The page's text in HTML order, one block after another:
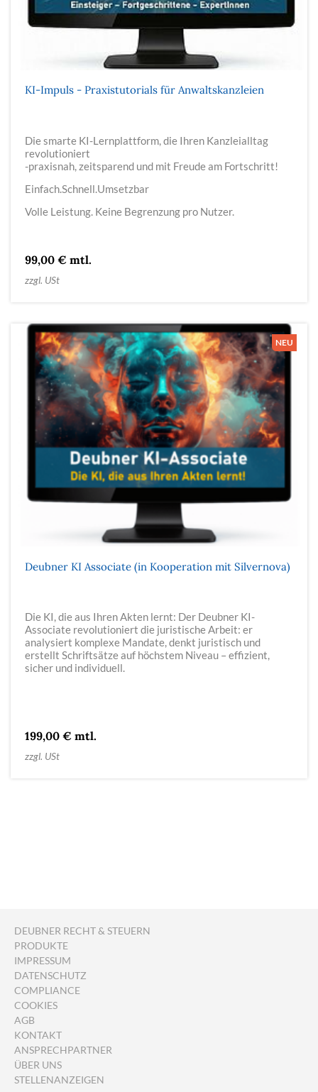
KI-Impuls - Praxistutorials für Anwaltskanzleien
Die smarte KI-Lernplattform, die Ihren Kanzleialltag
revolutioniert
-praxisnah, zeitsparend und mit Freude am Fortschritt!
Einfach.Schnell.Umsetzbar
Volle Leistung. Keine Begrenzung pro Nutzer.
99,00 € mtl.
zzgl. USt
Deubner KI Associate (in Kooperation mit Silvernova)
Die KI, die aus Ihren Akten lernt: Der Deubner KI-
Associate revolutioniert die juristische Arbeit: er
analysiert komplexe Mandate, denkt juristisch und
erstellt Schriftsätze auf höchstem Niveau – effizient,
sicher und individuell.
199,00 € mtl.
zzgl. USt
DEUBNER RECHT & STEUERN
PRODUKTE
IMPRESSUM
DATENSCHUTZ
COMPLIANCE
COOKIES
AGB
KONTAKT
ANSPRECHPARTNER
ÜBER UNS
STELLENANZEIGEN